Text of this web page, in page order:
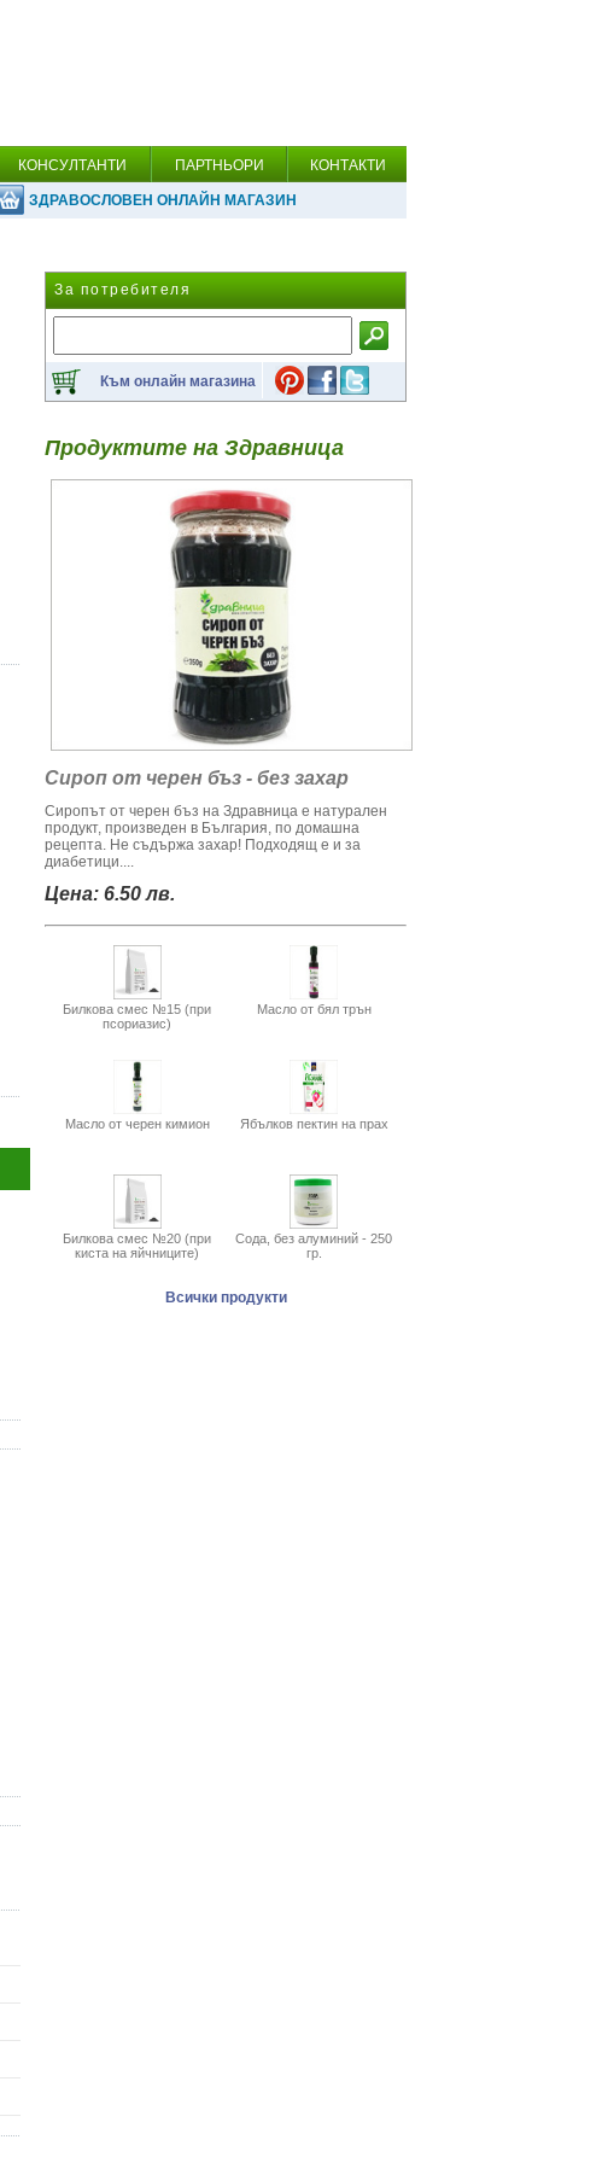
КОНСУЛТАНТИ ПАРТНЬОРИ КОНТАКТИ
ЗДРАВОСЛОВЕН ОНЛАЙН МАГАЗИН
За потребителя
Към онлайн магазина
Продуктите на Здравница
Сироп от черен бъз - без захар
Сиропът от черен бъз на Здравница е натурален
продукт, произведен в България, по домашна
рецепта. Не съдържа захар! Подходящ е и за
диабетици....
Цена: 6.50 лв.
Билкова смес №15 (при
псориазис)
Масло от бял трън
Масло от черен кимион Ябълков пектин на прах
Билкова смес №20 (при
киста на яйчниците)
Сода, без алуминий - 250
гр.
Всички продукти